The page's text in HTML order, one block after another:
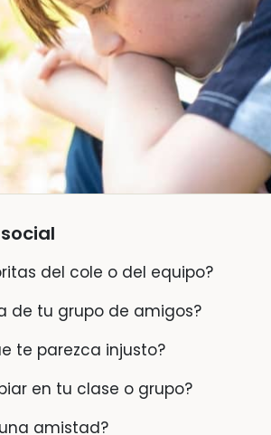
del cole o del equipo?
de tu grupo de amigos?
te parezca injusto?
en tu clase o grupo?
amistad?